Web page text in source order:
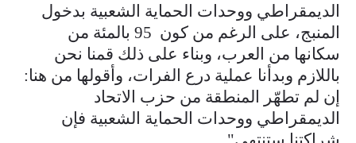
الديمقراطي ووحدات الحماية الشعبية بدخول
المنبج، على الرغم من كون 95 بالمئة من
سكانها من العرب، وبناء على ذلك قمنا نحن
باللازم وبدأنا عملية درع الفرات، وأقولها من هنا:
إن لم تطهّر المنطقة من حزب الاتحاد
الديمقراطي ووحدات الحماية الشعبية فإن
شراكتنا ستنتهي".